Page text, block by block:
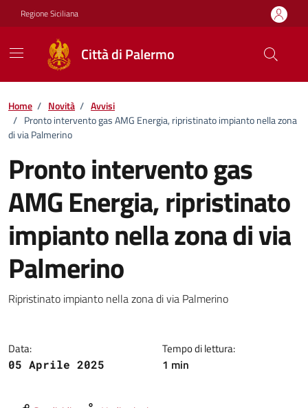
Vai ai contenuti
Vai al footer
Regione Siciliana
Città di Palermo
Home / Novità / Avvisi
/ Pronto intervento gas AMG Energia, ripristinato impianto nella zona
di via Palmerino
Pronto intervento gas
AMG Energia, ripristinato
impianto nella zona di via
Palmerino
Dettagli della notizia
Ripristinato impianto nella zona di via Palmerino
Data:
05 Aprile 2025
Tempo di lettura:
1 min